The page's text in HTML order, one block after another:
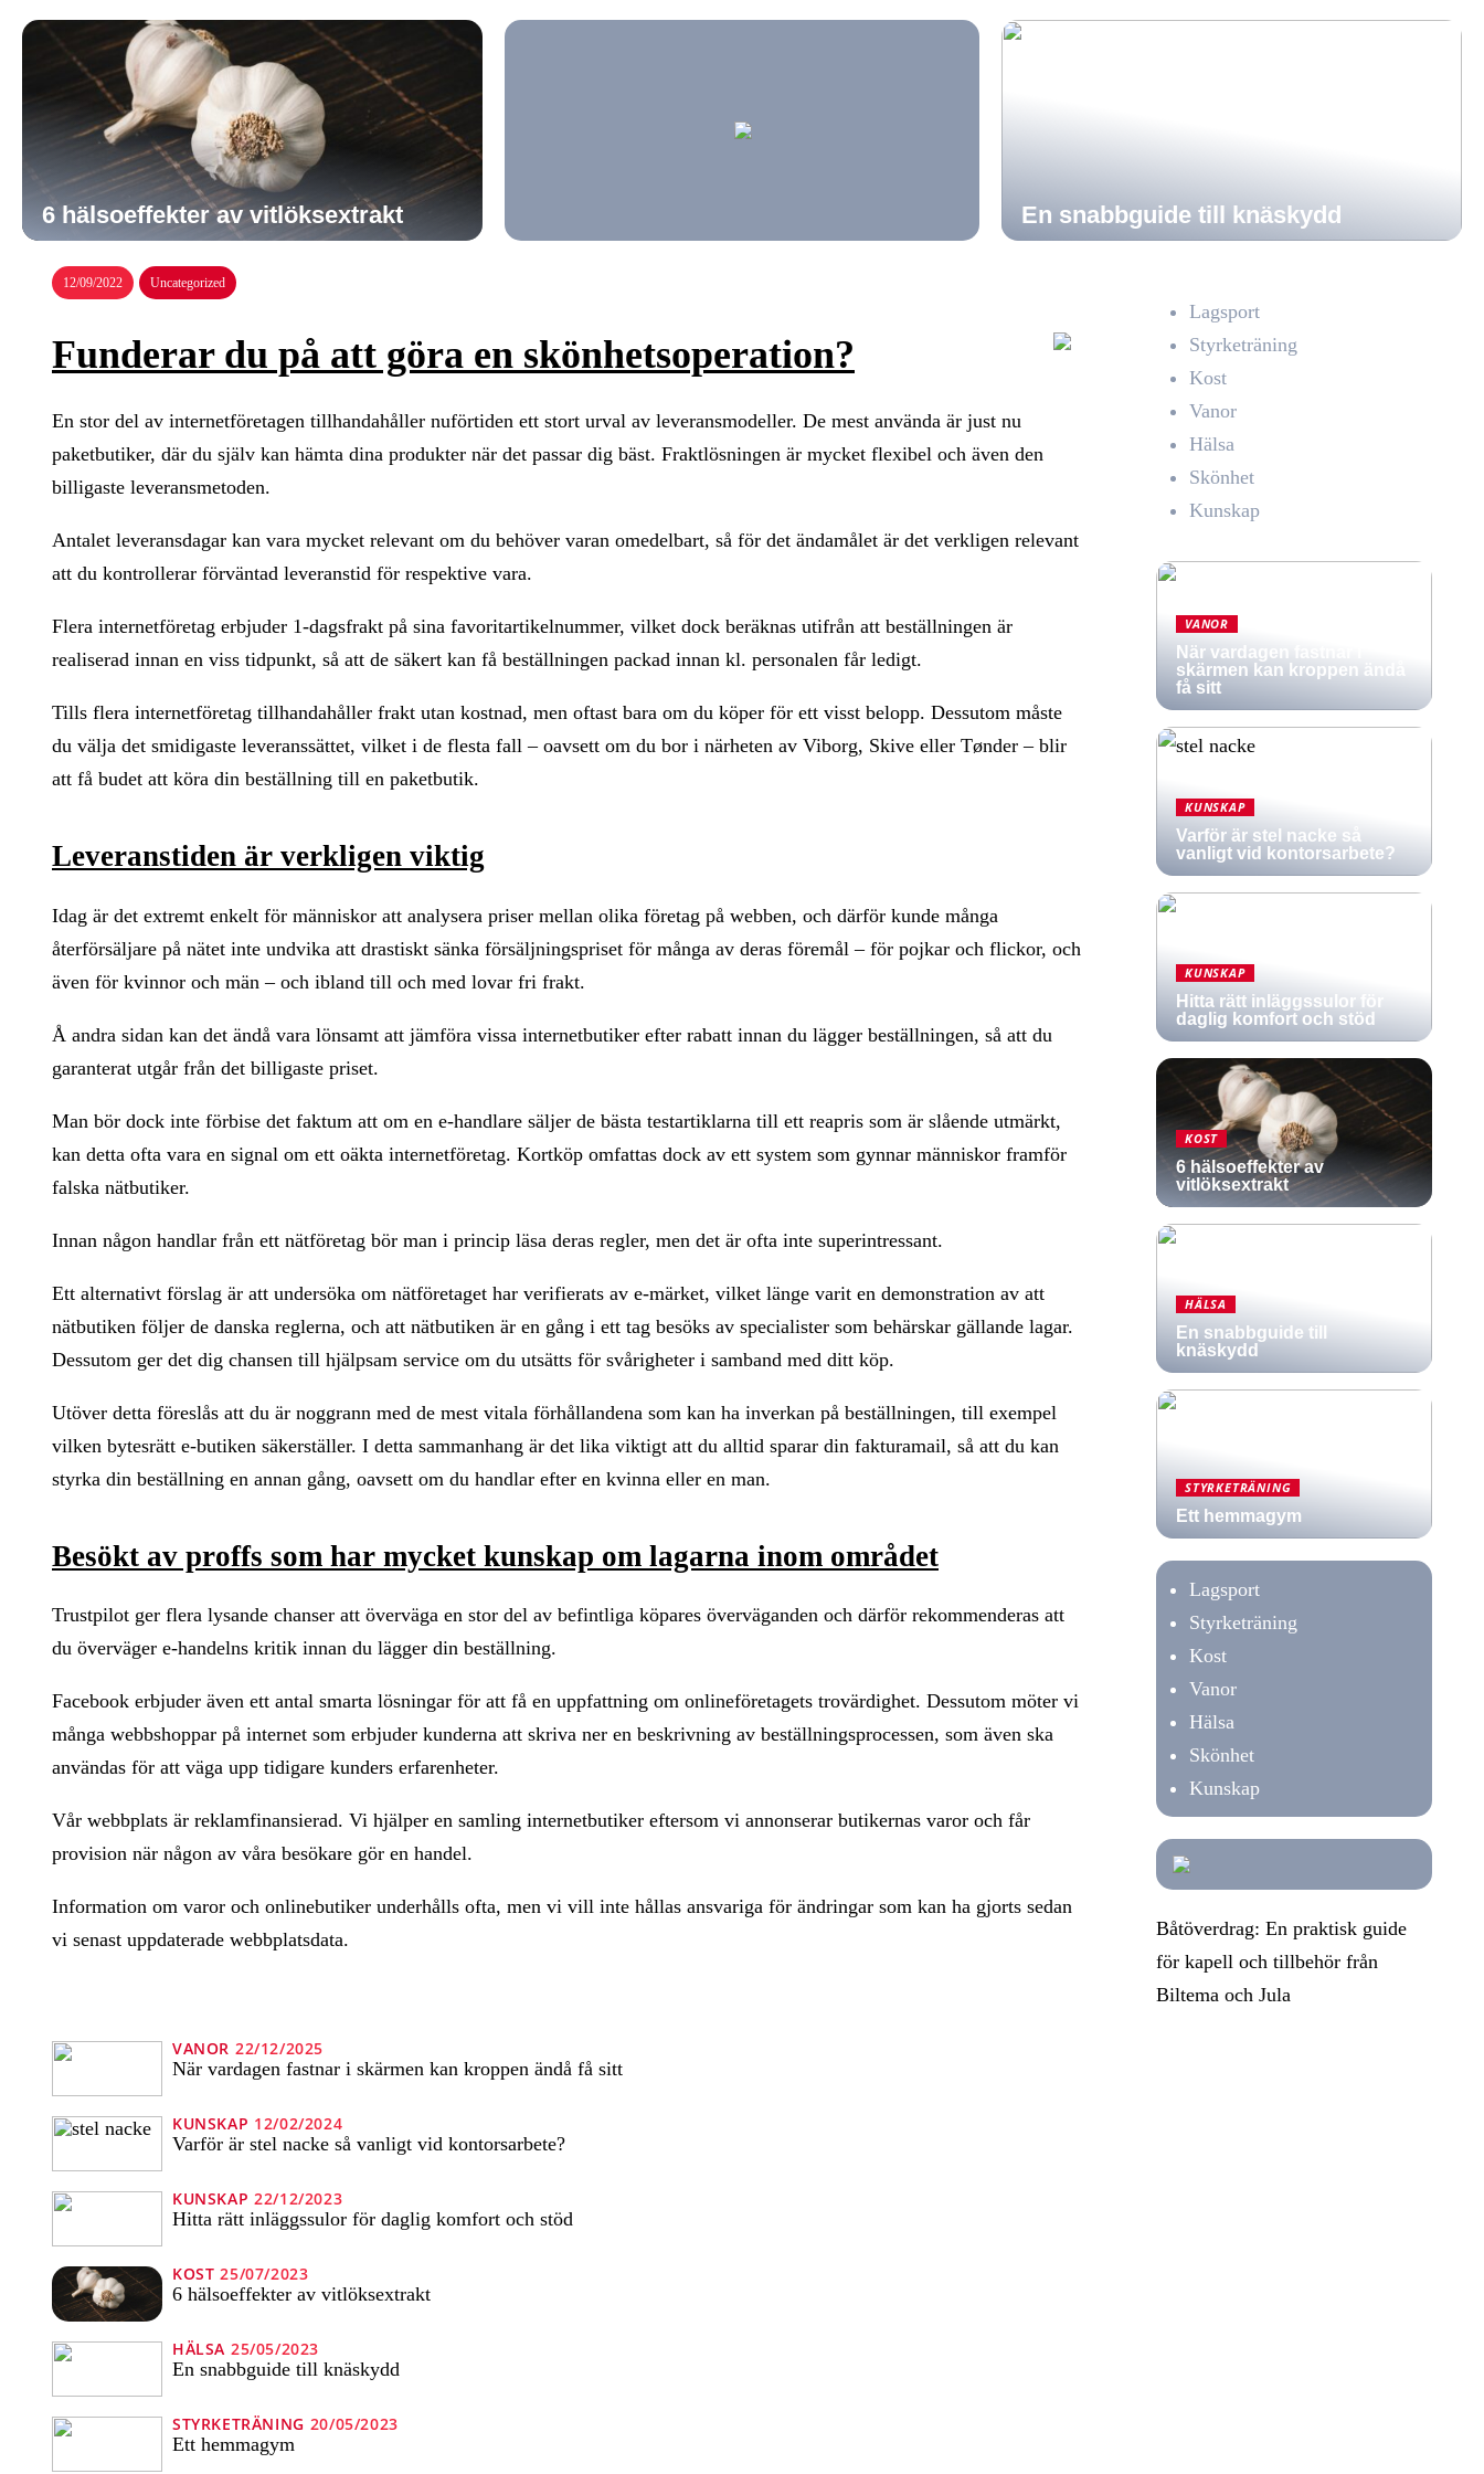
6 hälsoeffekter av vitlöksextrakt En snabbguide till knäskydd
12/09/2022 Uncategorized
Funderar du på att göra en skönhetsoperation?
En stor del av internetföretagen tillhandahåller nuförtiden ett stort urval av leveransmodeller. De mest använda är just nu
paketbutiker, där du själv kan hämta dina produkter när det passar dig bäst. Fraktlösningen är mycket flexibel och även den
billigaste leveransmetoden.
Antalet leveransdagar kan vara mycket relevant om du behöver varan omedelbart, så för det ändamålet är det verkligen relevant
att du kontrollerar förväntad leveranstid för respektive vara.
Flera internetföretag erbjuder 1-dagsfrakt på sina favoritartikelnummer, vilket dock beräknas utifrån att beställningen är
realiserad innan en viss tidpunkt, så att de säkert kan få beställningen packad innan kl. personalen får ledigt.
Tills flera internetföretag tillhandahåller frakt utan kostnad, men oftast bara om du köper för ett visst belopp. Dessutom måste
du välja det smidigaste leveranssättet, vilket i de flesta fall – oavsett om du bor i närheten av Viborg, Skive eller Tønder – blir
att få budet att köra din beställning till en paketbutik.
Leveranstiden är verkligen viktig
Idag är det extremt enkelt för människor att analysera priser mellan olika företag på webben, och därför kunde många
återförsäljare på nätet inte undvika att drastiskt sänka försäljningspriset för många av deras föremål – för pojkar och flickor, och
även för kvinnor och män – och ibland till och med lovar fri frakt.
Å andra sidan kan det ändå vara lönsamt att jämföra vissa internetbutiker efter rabatt innan du lägger beställningen, så att du
garanterat utgår från det billigaste priset.
Man bör dock inte förbise det faktum att om en e-handlare säljer de bästa testartiklarna till ett reapris som är slående utmärkt,
kan detta ofta vara en signal om ett oäkta internetföretag. Kortköp omfattas dock av ett system som gynnar människor framför
falska nätbutiker.
Innan någon handlar från ett nätföretag bör man i princip läsa deras regler, men det är ofta inte superintressant.
Ett alternativt förslag är att undersöka om nätföretaget har verifierats av e-märket, vilket länge varit en demonstration av att
nätbutiken följer de danska reglerna, och att nätbutiken är en gång i ett tag besöks av specialister som behärskar gällande lagar.
Dessutom ger det dig chansen till hjälpsam service om du utsätts för svårigheter i samband med ditt köp.
Utöver detta föreslås att du är noggrann med de mest vitala förhållandena som kan ha inverkan på beställningen, till exempel
vilken bytesrätt e-butiken säkerställer. I detta sammanhang är det lika viktigt att du alltid sparar din fakturamail, så att du kan
styrka din beställning en annan gång, oavsett om du handlar efter en kvinna eller en man.
Besökt av proffs som har mycket kunskap om lagarna inom området
Trustpilot ger flera lysande chanser att överväga en stor del av befintliga köpares överväganden och därför rekommenderas att
du överväger e-handelns kritik innan du lägger din beställning.
Facebook erbjuder även ett antal smarta lösningar för att få en uppfattning om onlineföretagets trovärdighet. Dessutom möter vi
många webbshoppar på internet som erbjuder kunderna att skriva ner en beskrivning av beställningsprocessen, som även ska
användas för att väga upp tidigare kunders erfarenheter.
Vår webbplats är reklamfinansierad. Vi hjälper en samling internetbutiker eftersom vi annonserar butikernas varor och får
provision när någon av våra besökare gör en handel.
Information om varor och onlinebutiker underhålls ofta, men vi vill inte hållas ansvariga för ändringar som kan ha gjorts sedan
vi senast uppdaterade webbplatsdata.
VANOR 22/12/2025
När vardagen fastnar i skärmen kan kroppen ändå få sitt
KUNSKAP 12/02/2024
Varför är stel nacke så vanligt vid kontorsarbete?
KUNSKAP 22/12/2023
Hitta rätt inläggssulor för daglig komfort och stöd
KOST 25/07/2023
6 hälsoeffekter av vitlöksextrakt
HÄLSA 25/05/2023
En snabbguide till knäskydd
STYRKETRÄNING 20/05/2023
Ett hemmagym
Lagsport
Styrketräning
Kost
Vanor
Hälsa
Skönhet
Kunskap
VANOR
När vardagen fastnar i
skärmen kan kroppen ändå
få sitt
KUNSKAP
Varför är stel nacke så
vanligt vid kontorsarbete?
KUNSKAP
Hitta rätt inläggssulor för
daglig komfort och stöd
KOST
6 hälsoeffekter av
vitlöksextrakt
HÄLSA
En snabbguide till
knäskydd
STYRKETRÄNING
Ett hemmagym
Lagsport
Styrketräning
Kost
Vanor
Hälsa
Skönhet
Kunskap
Båtöverdrag: En praktisk guide
för kapell och tillbehör från
Biltema och Jula